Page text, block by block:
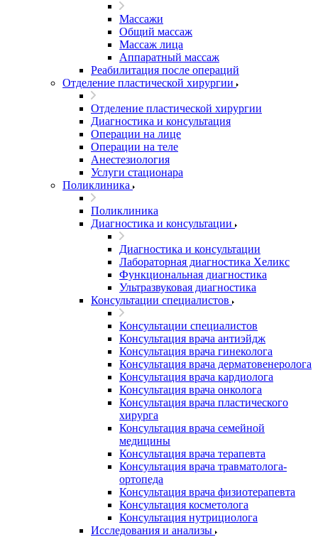
Массажи
Общий массаж
Массаж лица
Аппаратный массаж
Реабилитация после операций
Отделение пластической хирургии
Отделение пластической хирургии
Диагностика и консультация
Операции на лице
Операции на теле
Анестезиология
Услуги стационара
Поликлиника
Поликлиника
Диагностика и консультации
Диагностика и консультации
Лабораторная диагностика Хеликс
Функциональная диагностика
Ультразвуковая диагностика
Консультации специалистов
Консультации специалистов
Консультация врача антиэйдж
Консультация врача гинеколога
Консультация врача дерматовенеролога
Консультация врача кардиолога
Консультация врача онколога
Консультация врача пластического
хирурга
Консультация врача семейной
медицины
Консультация врача терапевта
Консультация врача травматолога-
ортопеда
Консультация врача физиотерапевта
Консультация косметолога
Консультация нутрициолога
Исследования и анализы